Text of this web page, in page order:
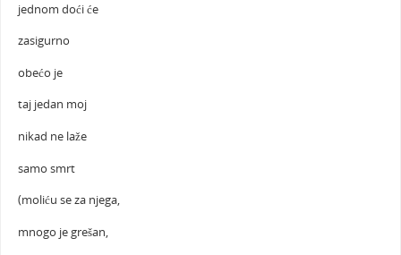
jednom doći će
zasigurno
obećo je
taj jedan moj
nikad ne laže
samo smrt
(moliću se za njega,
mnogo je grešan,